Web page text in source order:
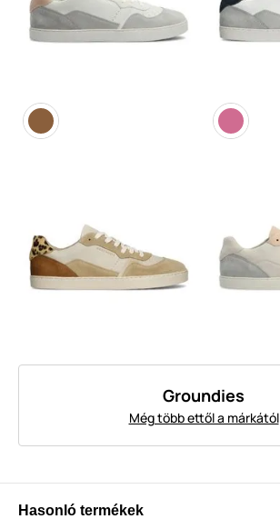
Groundies
Még több ettől a márkától
Hasonló termékek